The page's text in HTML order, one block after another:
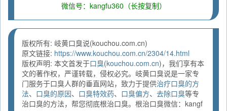
微信号：kangfu360（长按复制）
版权所有: 岐黄口臭说(kouchou.com.cn)
原文链接: https://www.kouchou.com.cn/2304/14.html
版权声明: 本文首发于口臭(kouchou.com.cn)，我们享有本
文的著作权，严谨转载，侵权必究。岐黄口臭说是一家专
门服务于口臭人群的垂直网站，致力于提供治疗口臭的方
法、 口臭的原因、 口臭特效药、 口臭偏方、 去除口臭等专
治口臭的方法，帮您彻底根治口臭。根治口臭微信：kangf